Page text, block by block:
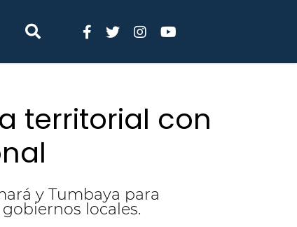
territorial con
y Tumbaya para
locales.